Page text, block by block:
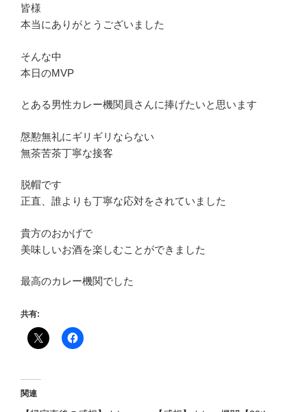
皆様
本当にありがとうございました
そんな中
本日のMVP
とある男性カレー機関員さんに捧げたいと思います
慇懃無礼にギリギリならない
無茶苦茶丁寧な接客
脱帽です
正直、誰よりも丁寧な応対をされていました
貴方のおかげで
美味しいお酒を楽しむことができました
最高のカレー機関でした
共有:
関連